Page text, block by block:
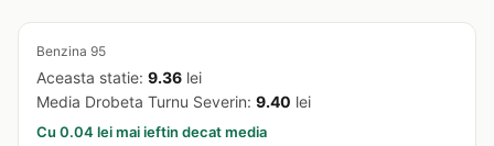
Benzina 95
Aceasta statie: 9.36 lei
Media Drobeta Turnu Severin: 9.40 lei
Cu 0.04 lei mai ieftin decat media